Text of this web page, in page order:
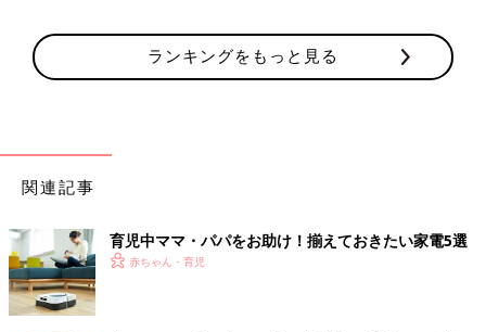
ランキングをもっと見る
関連記事
育児中ママ・パパをお助け！揃えておきたい家電5選
赤ちゃん・育児